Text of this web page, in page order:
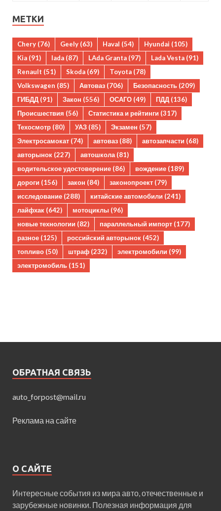
МЕТКИ
Chery (76) Geely (63) Haval (54) Hyundai (105)
Kia (91) lada (87) LAda Granta (97) Lada Vesta (91)
Renault (51) Skoda (69) Toyota (78)
Volkswagen (85) Автоваз (706) Безопасность (209)
ГИБДД (91) Закон (556) ОСАГО (49) ПДД (136)
Происшествия (56) Статистика и рейтинги (317)
Техосмотр (80) УАЗ (85) Экзамен (57)
Электросамокат (74) автоваз (88) автозапчасти (68)
авторынок (227) автошкола (81)
водительское удостоверение (86) вождение (189)
дороги (156) закон (84) законопроект (79)
исследование (288) китайские автомобили (241)
лайфхак (642) мотоциклы (96)
новые технологии (82) параллельный импорт (177)
разное (125) российский авторынок (452)
топливо (50) штраф (232) электромобили (99)
электромобиль (151)
ОБРАТНАЯ СВЯЗЬ
auto_forpost@mail.ru
Реклама на сайте
О САЙТЕ
Интересные события из мира авто, отечественные и
зарубежные новинки. Полезная информация для